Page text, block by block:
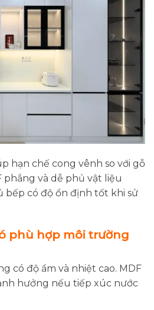
hạn chế cong vênh so với gỗ
phẳng và dễ phủ vật liệu
bếp có độ ổn định tốt khi sử
phù hợp môi trường
có độ ẩm và nhiệt cao. MDF
hưởng nếu tiếp xúc nước